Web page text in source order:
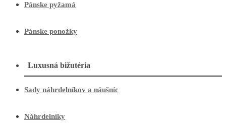
Pánske pyžamá
Pánske ponožky
Luxusná bižutéria
Sady náhrdelníkov a náušníc
Náhrdelníky